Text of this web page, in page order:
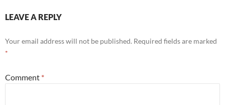
LEAVE A REPLY
Your email address will not be published. Required fields are marked
*
Comment *